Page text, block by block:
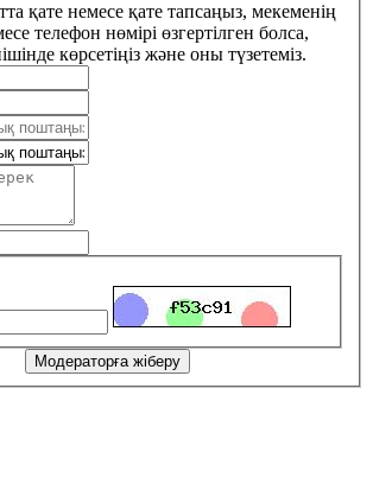
қате немесе қате тапсаңыз, мекеменің
телефон нөмірі өзгертілген болса,
көрсетіңіз және оны түзетеміз.
Модераторға жіберу